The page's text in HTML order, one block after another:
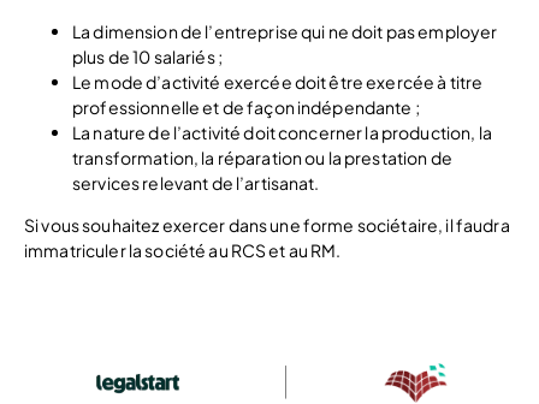
La dimension de l’entreprise qui ne doit pas employer
plus de 10 salariés ;
Le mode d’activité exercée doit être exercée à titre
professionnelle et de façon indépendante ;
La nature de l’activité doit concerner la production, la
transformation, la réparation ou la prestation de
services relevant de l’artisanat.
Si vous souhaitez exercer dans une forme sociétaire, il faudra
immatriculer la société au RCS et au RM.